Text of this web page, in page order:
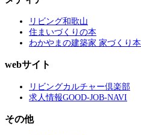
リビング和歌山
住まいづくりの本
わかやまの建築家 家づくり本
webサイト
リビングカルチャー倶楽部
求人情報GOOD-JOB-NAVI
その他